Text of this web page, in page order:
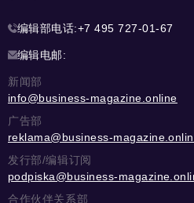
编辑部电话:+7 495 727-01-67
编辑电邮:
新闻部
info@business-magazine.online
广告部
reklama@business-
发行部/编辑订阅
podpiska@business-
合作伙伴关系部